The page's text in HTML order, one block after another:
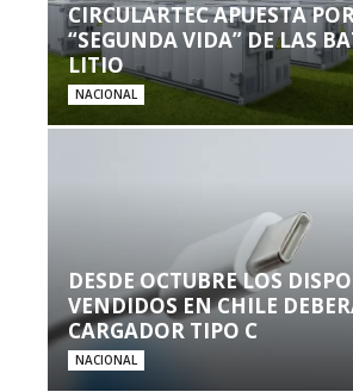
CIRCULARTEC APUESTA
“SEGUNDA VIDA” DE LAS
LITIO
NACIONAL
DESDE OCTUBRE LOS
VENDIDOS EN CHILE
CARGADOR TIPO C
NACIONAL